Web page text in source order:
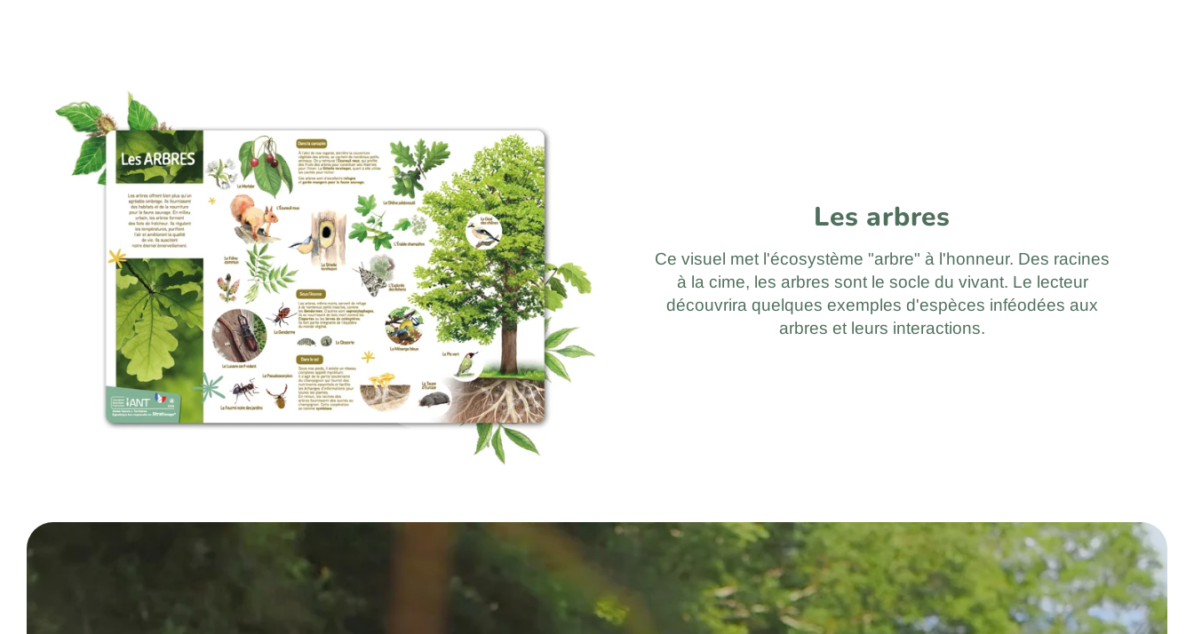
Les arbres
Ce visuel met l'écosystème "arbre" à l'honneur. Des racines
à la cime, les arbres sont le socle du vivant. Le lecteur
découvrira quelques exemples d'espèces inféodées aux
arbres et leurs interactions.